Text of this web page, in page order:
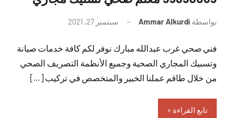
بواسطة Ammar Alkurdi سبتمبر 27, 2021
تعليقات
فني صحي غرب عبدالله مبارك نوفر لكم كافة خدمات صيانة
وتسبيك المجاري الصحية وجميع الأنظمة التصريف الصحي
من خلال طاقم عملنا الخبير والمتخصص في تركيب […]
تابع القراءة